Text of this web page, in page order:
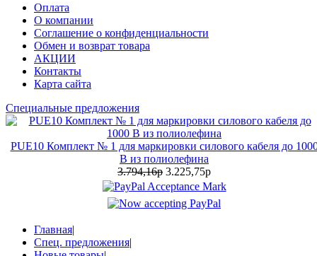
Оплата
О компании
Соглашение о конфиденциальности
Обмен и возврат товара
АКЦИИ
Контакты
Карта сайта
Специальные предложения
PUE10 Комплект № 1 для маркировки силового кабеля до
В из полиолефина
3.794,16р 3.225,75р
Главная|
Спец. предложения|